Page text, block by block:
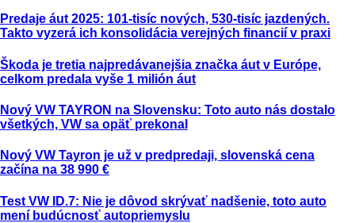
Predaje áut 2025: 101-tisíc nových, 530-tisíc jazdených.
Takto vyzerá ich konsolidácia verejných financií v praxi
Škoda je tretia najpredávanejšia značka áut v Európe,
celkom predala vyše 1 milión áut
Nový VW TAYRON na Slovensku: Toto auto nás dostalo
všetkých, VW sa opäť prekonal
Nový VW Tayron je už v predpredaji, slovenská cena
začína na 38 990 €
Test VW ID.7: Nie je dôvod skrývať nadšenie, toto auto
mení budúcnosť autopriemyslu